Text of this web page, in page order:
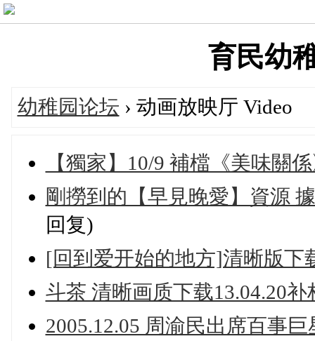
育民幼
幼稚园论坛 › 动画放映厅 Video
【獨家】10/9 補檔《美味關
剛撈到的【早見晚愛】資源
回复)
[回到爱开始的地方]清晰版下
斗茶 清晰画质下载13.04.20
2005.12.05 周渝民出席百事